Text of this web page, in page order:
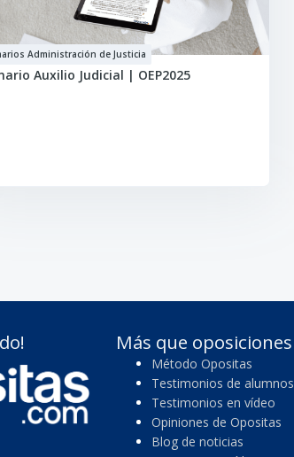
Administración de Justicia
Auxilio Judicial | OEP2025
Más que oposiciones
Método Opositas
Testimonios de alumnos
Testimonios en vídeo
Opiniones de Opositas
Blog de noticias